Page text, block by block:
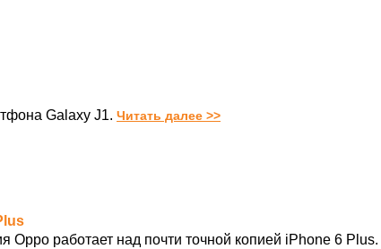
Galaxy J1. Читать далее >>
работает над почти точной копией iPhone 6 Plus.